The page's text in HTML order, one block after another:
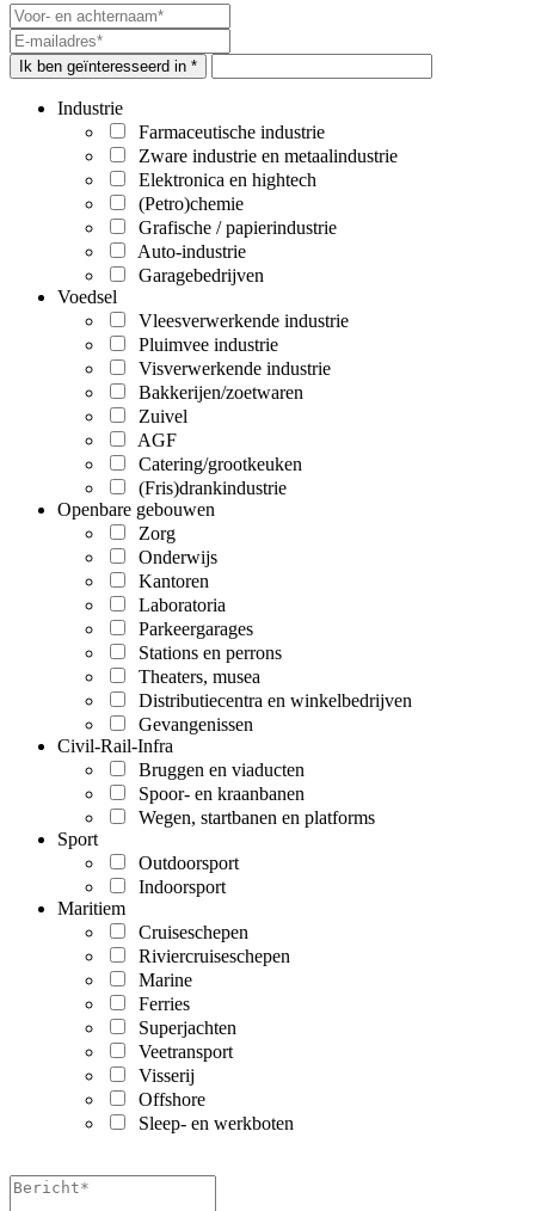
Ik ben geïnteresseerd in *
Industrie
Farmaceutische industrie
Zware industrie en metaalindustrie
Elektronica en hightech
(Petro)chemie
Grafische / papierindustrie
Auto-industrie
Garagebedrijven
Voedsel
Vleesverwerkende industrie
Pluimvee industrie
Visverwerkende industrie
Bakkerijen/zoetwaren
Zuivel
AGF
Catering/grootkeuken
(Fris)drankindustrie
Openbare gebouwen
Zorg
Onderwijs
Kantoren
Laboratoria
Parkeergarages
Stations en perrons
Theaters, musea
Distributiecentra en winkelbedrijven
Gevangenissen
Civil-Rail-Infra
Bruggen en viaducten
Spoor- en kraanbanen
Wegen, startbanen en platforms
Sport
Outdoorsport
Indoorsport
Maritiem
Cruiseschepen
Riviercruiseschepen
Marine
Ferries
Superjachten
Veetransport
Visserij
Offshore
Sleep- en werkboten